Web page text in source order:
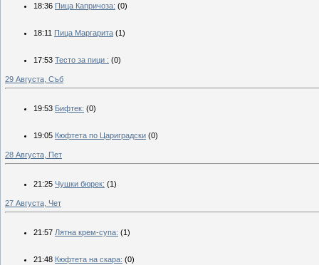
18:36 Пица Капричоза: (0)
18:11 Пица Маргарита (1)
17:53 Тесто за пици : (0)
29 Августа, Съб
19:53 Бифтек: (0)
19:05 Кюфтета по Цариградски (0)
28 Августа, Пет
21:25 Чушки бюрек: (1)
27 Августа, Чет
21:57 Лятна крем-супа: (1)
21:48 Кюфтета на скара: (0)